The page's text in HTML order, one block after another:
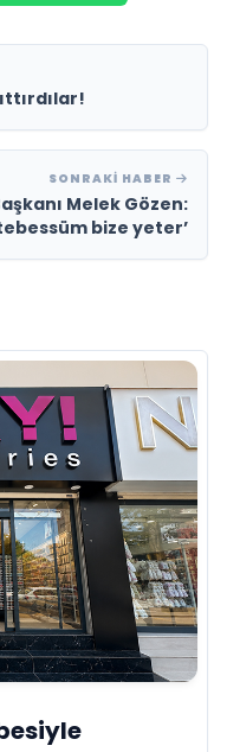
SONRAKI HABER
Melek Gözen:
bize yeter’